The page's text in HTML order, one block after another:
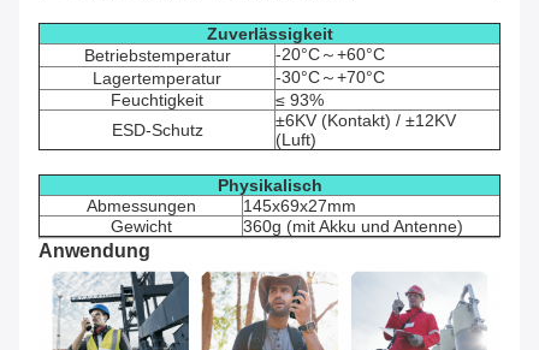
Zuverlässigkeit
Betriebstemperatur
-20°C～+60°C
Lagertemperatur
-30°C～+70°C
Feuchtigkeit
≤ 93%
ESD-Schutz
±6KV (Kontakt) / ±12KV
(Luft)
Physikalisch
Abmessungen
145x69x27mm
Gewicht
360g (mit Akku und Antenne)
Anwendung